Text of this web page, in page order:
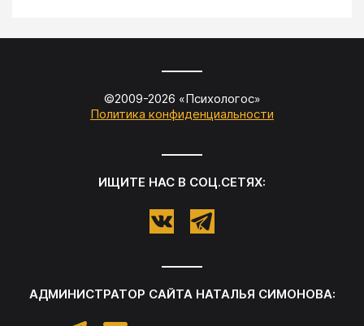
©2009-2026 «Психологос»
Политика конфиденциальности
ИЩИТЕ НАС В СОЦ.СЕТЯХ:
АДМИНИСТРАТОР САЙТА НАТАЛЬЯ СИМОНОВА: